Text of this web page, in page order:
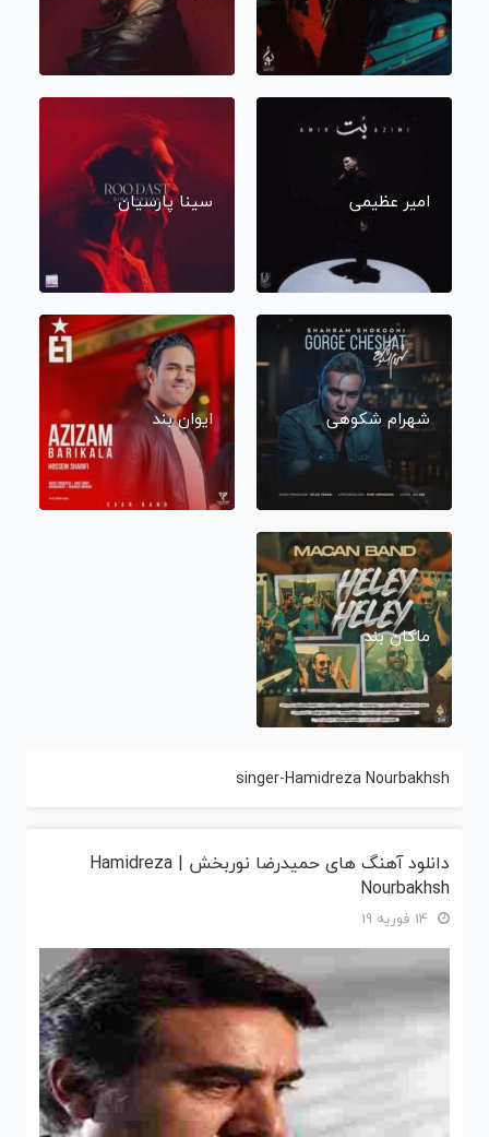
امیر عظیمی سینا پارسیان
شهرام شکوهی ایوان بند
ماکان بند
singer-Hamidreza Nourbakhsh
دانلود آهنگ های حمیدرضا نوربخش | Hamidreza
Nourbakhsh